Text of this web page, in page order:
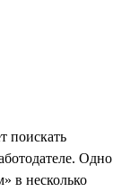
поискать
Одно
в несколько